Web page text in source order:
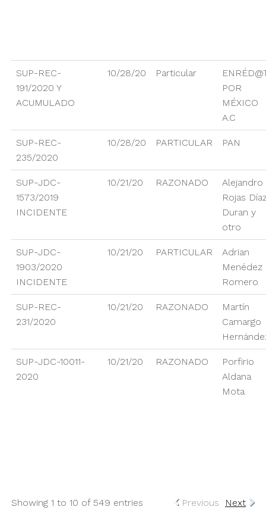
SUP-REC-
191/2020 Y
ACUMULADO
10/28/20 Particular
POR
MÉXICO
A.C
SUP-REC-
235/2020
10/28/20 PARTICULAR PAN
SUP-JDC-
1573/2019
INCIDENTE
10/21/20 RAZONADO
Alejandro
Rojas
Duran y
otro
SUP-JDC-
1903/2020
INCIDENTE
10/21/20 PARTICULAR
Adrian
Menédez
Romero
SUP-REC-
231/2020
10/21/20 RAZONADO
Martín
Camargo
SUP-JDC-10011-
2020
10/21/20 RAZONADO
Porfirio
Aldana
Mota
Showing 1 to 10 of 549 entries Previous Next